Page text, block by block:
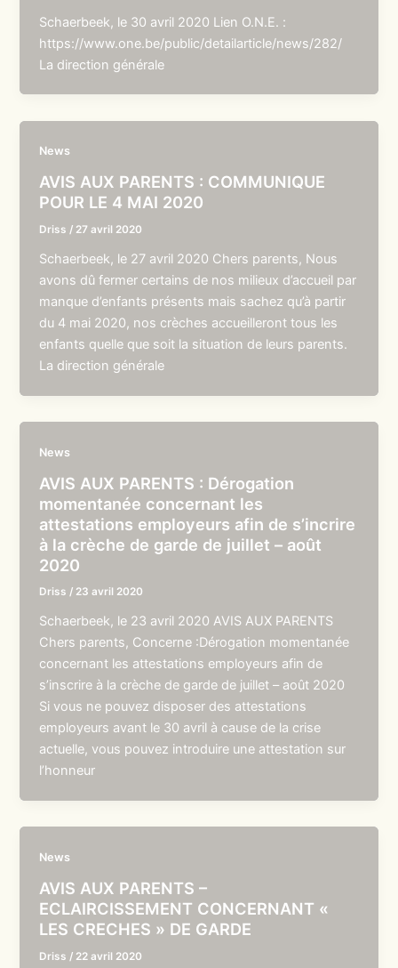
Schaerbeek, le 30 avril 2020 Lien O.N.E. :
https://www.one.be/public/detailarticle/news/282/
La direction générale
News
AVIS AUX PARENTS : COMMUNIQUE
POUR LE 4 MAI 2020
Driss / 27 avril 2020
Schaerbeek, le 27 avril 2020 Chers parents, Nous
avons dû fermer certains de nos milieux d’accueil par
manque d’enfants présents mais sachez qu’à partir
du 4 mai 2020, nos crèches accueilleront tous les
enfants quelle que soit la situation de leurs parents.
La direction générale
News
AVIS AUX PARENTS : Dérogation
momentanée concernant les
attestations employeurs afin de s’incrire
à la crèche de garde de juillet – août
2020
Driss / 23 avril 2020
Schaerbeek, le 23 avril 2020 AVIS AUX PARENTS
Chers parents, Concerne :Dérogation momentanée
concernant les attestations employeurs afin de
s’inscrire à la crèche de garde de juillet – août 2020
Si vous ne pouvez disposer des attestations
employeurs avant le 30 avril à cause de la crise
actuelle, vous pouvez introduire une attestation sur
l’honneur
News
AVIS AUX PARENTS –
ECLAIRCISSEMENT CONCERNANT «
LES CRECHES » DE GARDE
Driss / 22 avril 2020